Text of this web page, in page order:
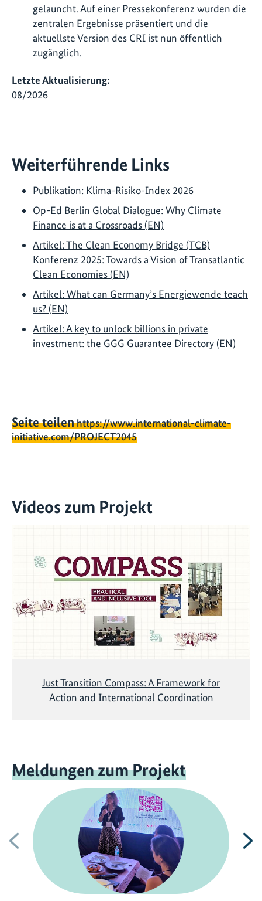
gelauncht. Auf einer Pressekonferenz wurden die
zentralen Ergebnisse präsentiert und die
aktuellste Version des CRI ist nun öffentlich
zugänglich.
Letzte Aktualisierung:
08/2026
Weiterführende Links
Publikation: Klima-Risiko-Index 2026
Op-Ed Berlin Global Dialogue: Why Climate
Finance is at a Crossroads (EN)
Artikel: The Clean Economy Bridge (TCB)
Konferenz 2025: Towards a Vision of Transatlantic
Clean Economies (EN)
Artikel: What can Germany’s Energiewende teach
us? (EN)
Artikel: A key to unlock billions in private
investment: the GGG Guarantee Directory (EN)
Seite teilenhttps://www.international-climate-
initiative.com/PROJECT2045
Videos zum Projekt
Just Transition Compass: A Framework for
Action and International Coordination
Meldungen zum Projekt
Vorherige